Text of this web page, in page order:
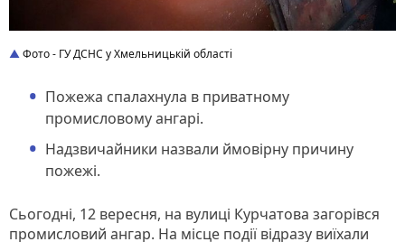
Фото - ГУ ДСНС у Хмельницькій області
Пожежа спалахнула в приватному
промисловому ангарі.
Надзвичайники назвали ймовірну причину
пожежі.
Сьогодні, 12 вересня, на вулиці Курчатова загорівся
промисловий ангар. На місце події відразу виїхали